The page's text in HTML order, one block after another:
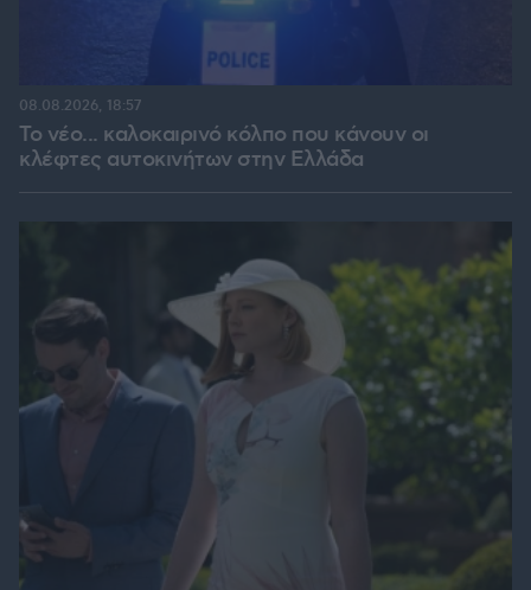
Το νέο... καλοκαιρινό κόλπο που κάνουν οι
κλέφτες αυτοκινήτων στην Ελλάδα
08.08.2026, 18:57